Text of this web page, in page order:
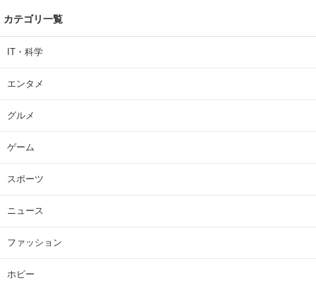
カテゴリ一覧
IT・科学
エンタメ
グルメ
ゲーム
スポーツ
ニュース
ファッション
ホビー